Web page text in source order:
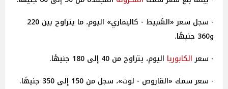
- سجل سعر «السُّبيط - كاليماري» اليوم، ما يتراوح بين 220
و360 جنيهًا.
- سعرالكابوريا اليوم، يتراوح من 40 إلى 180 جنيهًا.
- سعر سمك «القاروص - لوت»، سجل من 150 إلى 350 جنيهًا.